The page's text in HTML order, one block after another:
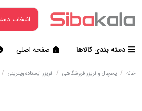
دسته بندی کالاها صفحه اصلی
خانه / یخچال و فریزر فروشگاهی / فریزر ایستاده ویترینی /